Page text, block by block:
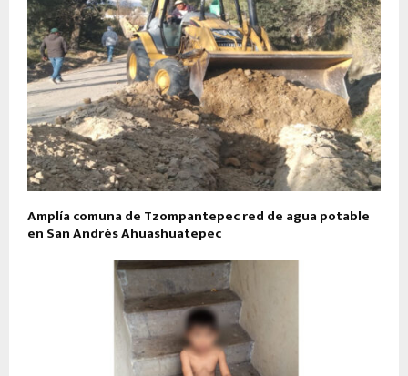
Amplía comuna de Tzompantepec red de agua potable
en San Andrés Ahuashuatepec